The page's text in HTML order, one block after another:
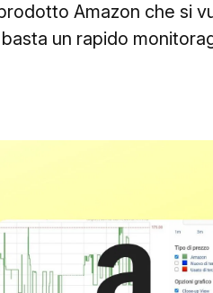
Amazon che si
un rapido